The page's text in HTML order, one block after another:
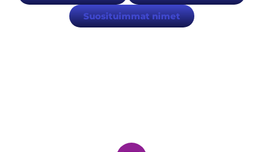
Suosituimmat nimet